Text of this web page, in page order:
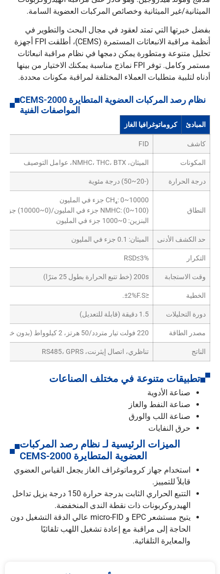
الميثانية/غير الميثانية وخصائص المركبات العضوية السامة.
بفضل خبرتها التي تمتد لعقود في مجال البحث والتطوير في
أنظمة مراقبة الانبعاثات المستمرة (CEMS)، أطلقت FPI أجهزة
تحليل متنوعة ومتطورة يمكن دمجها في نظام مراقبة انبعاثات
مستمر وكامل. توفر FPI نماذج مناسبة يمكنك الاختيار من بينها
أدناه لتلبية متطلبات العملاء المختلفة لمراقبة مكونات محددة.
نظام رصد المركبات العضوية المتطايرة CEMS-2000
المواصفات الفنية
المبادئ كروماتوغرافيا الغاز
كاشف FID
المكونات الميثان، NMHC، THC، BTX، عوامل التوصيف
درجة الحرارة (-20~50) درجة مئوية
النطاق
CH₄: 0~10000 جزء في المليون
NMHC: (0~100) جزء في المليون/(0~10000) جزء في المليون
البنزين: 0~1000 جزء في المليون
حد الكشف الأدنى الميثان: 0.1 جزء في المليون
التكرار RSD≤3%
وقت الاستجابة 200s (خط تتبع الحرارة بطول 25 مترًا)
الخطية ≤±2%F.S.
دورة التحليلات 1.5 دقيقة (قابلة للتعديل)
مصدر الطاقة 220 فولت تيار متردد/50 هرتز، 2 كيلوواط (بدون خط أخذ العينات، ضاغط)
الناتج تناظري، اتصال إيثرنت، RS485، GPRS
تطبيقات متنوعة في مختلف الصناعات
صناعة الأدوية
صناعة النفط والغاز
صناعة اللب والورق
حرق النفايات
الميزات الرئيسية لـ نظام رصد المركبات
العضوية المتطايرة CEMS-2000
استخدام جهاز كروماتوغراف الغاز يجعل القياس العضوي
قابلاً للتمييز.
التتبع الحراري الثابت بدرجة حرارة 150 درجة يزيل تداخل
الهيدروكربونات ذات نقطة الندى المنخفضة.
يتيح مستشعر EPC و micro-FID عالي الدقة التشغيل دون
الحاجة إلى مراقبة مع إعادة تشغيل اللهب تلقائيًا
والمعايرة التلقائية.